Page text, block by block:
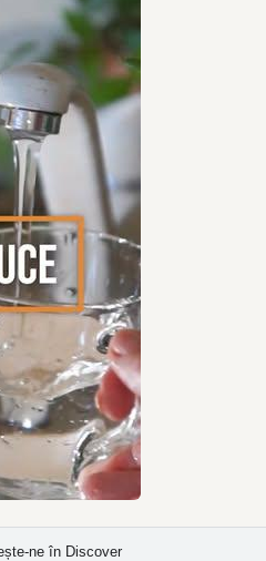
ne în Discover